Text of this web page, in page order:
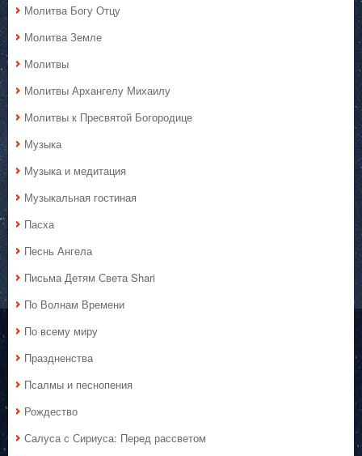
Молитва Богу Отцу
Молитва Земле
Молитвы
Молитвы Архангелу Михаилу
Молитвы к Пресвятой Богородице
Музыка
Музыка и медитация
Музыкальная гостиная
Пасха
Песнь Ангела
Письма Детям Света Shari
По Волнам Времени
По всему миру
Праздненства
Псалмы и песнопения
Рождество
Салуса с Сириуса: Перед рассветом